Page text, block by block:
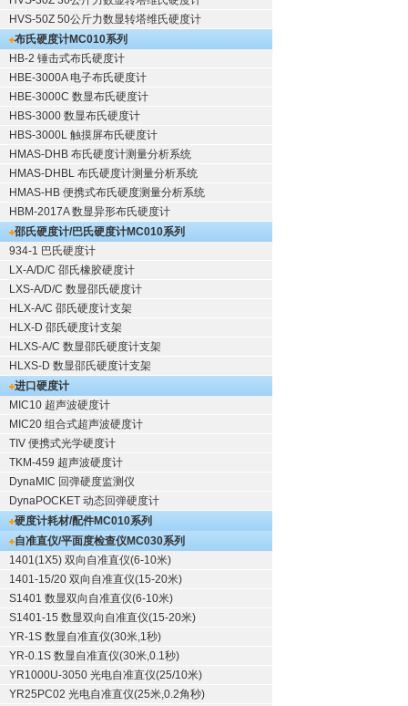
HVS-50Z 50公斤力数显转塔维氏硬度计
布氏硬度计MC010系列
HB-2 锤击式布氏硬度计
HBE-3000A 电子布氏硬度计
HBE-3000C 数显布氏硬度计
HBS-3000 数显布氏硬度计
HBS-3000L 触摸屏布氏硬度计
HMAS-DHB 布氏硬度计测量分析系统
HMAS-DHBL 布氏硬度计测量分析系统
HMAS-HB 便携式布氏硬度测量分析系统
HBM-2017A 数显异形布氏硬度计
邵氏硬度计/巴氏硬度计MC010系列
934-1 巴氏硬度计
LX-A/D/C 邵氏橡胶硬度计
LXS-A/D/C 数显邵氏硬度计
HLX-A/C 邵氏硬度计支架
HLX-D 邵氏硬度计支架
HLXS-A/C 数显邵氏硬度计支架
HLXS-D 数显邵氏硬度计支架
进口硬度计
MIC10 超声波硬度计
MIC20 组合式超声波硬度计
TIV 便携式光学硬度计
TKM-459 超声波硬度计
DynaMIC 回弹硬度监测仪
DynaPOCKET 动态回弹硬度计
硬度计耗材/配件MC010系列
自准直仪/平面度检查仪MC030系列
1401(1X5) 双向自准直仪(6-10米)
1401-15/20 双向自准直仪(15-20米)
S1401 数显双向自准直仪(6-10米)
S1401-15 数显双向自准直仪(15-20米)
YR-1S 数显自准直仪(30米,1秒)
YR-0.1S 数显自准直仪(30米,0.1秒)
YR1000U-3050 光电自准直仪(25/10米)
YR25PC02 光电自准直仪(25米,0.2角秒)